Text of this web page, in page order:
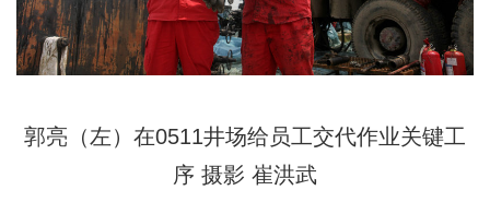
郭亮（左）在0511井场给员工交代作业关键工
序 摄影 崔洪武